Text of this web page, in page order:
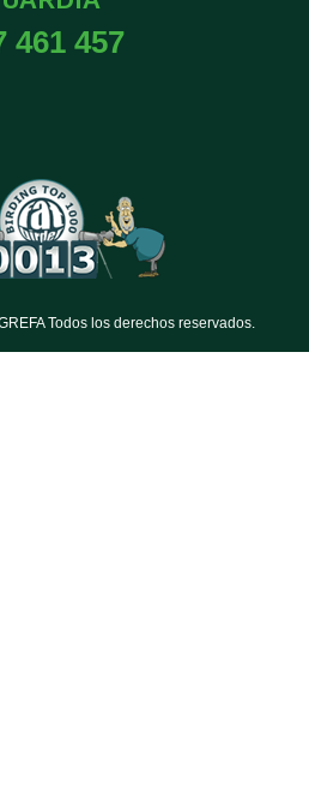
461 457
Todos los derechos reservados.